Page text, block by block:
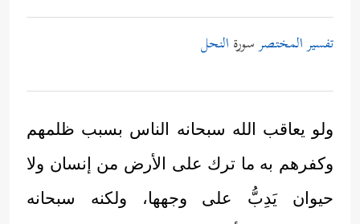
تفسير المختصرسورة النحل
ولو يعاقب الله سبحانه الناس بسبب ظلمهم
وكفرهم به ما ترك على الأرض من إنسان ولا
حيوان يَدِبُّ على وجهها، ولكنه سبحانه